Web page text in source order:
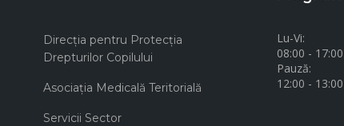
Direcţia pentru Protecţia
Drepturilor Copilului
Asociaţia Medicală Teritorială
Servicii Sector
Lu-Vi:
08:00 - 17:00
Pauză:
12:00 - 13:00